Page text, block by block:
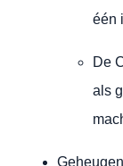
één
De
als
Geheugen